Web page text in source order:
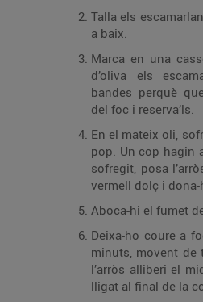
Talla els
a baix.
Marca en una
d’oliva els
bandes perquè
del foc i reserva’ls.
En el mateix oli,
pop. Un cop hagin
sofregit, posa
vermell dolç i
Aboca-hi el fumet
Deixa-ho coure a
minuts, movent de
l’arròs alliberi el
lligat al final de la